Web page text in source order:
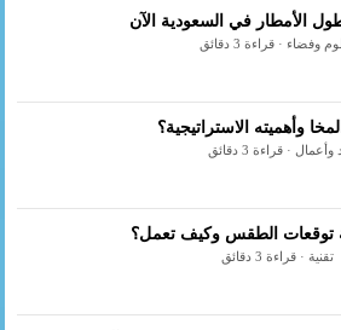
الأمطار في السعودية الآن
وفضاء · قراءة 3 دقائق
وأهميته الاستراتيجية؟
· قراءة 3 دقائق
توقعات الطقس وكيف تعمل؟
تقنية · قراءة 3 دقائق